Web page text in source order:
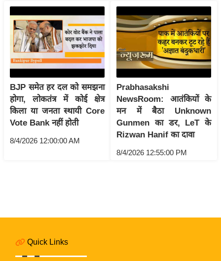
c
k
L
n
k
चु
व
फो
BJP समेत हर दल को समझना
होगा, लोकतंत्र में कोई क्षेत्र
किला या जनता स्थायी Core
Vote Bank नहीं होती
8/4/2026 12:00:00 AM
Prabhasakshi
NewsRoom: आतंकियों के
मन में बैठा Unknown
Gunmen का डर, LeT के
Rizwan Hanif का दावा
8/4/2026 12:55:00 PM
Quick Links